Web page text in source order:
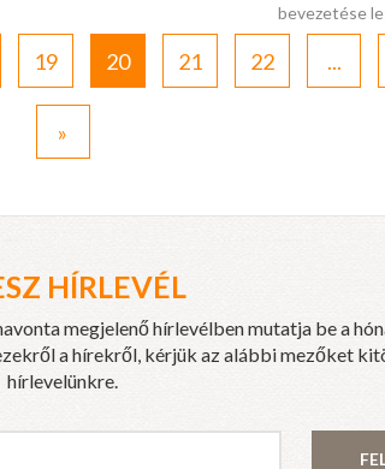
bevezetése
19 20 21 22 ...
»
HÍRLEVÉL
megjelenő hírlevélben mutatja be a
a hírekről, kérjük az alábbi mezőket
hírlevelünkre.